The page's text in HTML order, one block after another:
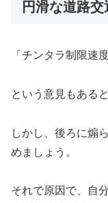
円滑な道路
「チンタラ制限速
という意見もある
しかし、後ろに煽
めましょう。
それで原因で、自